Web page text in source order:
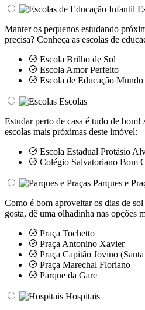
Manter os pequenos estudando
precisa? Conheça as escolas de
Escola Brilho de Sol
Escola Amor Perfeito
Escola de Educação
Escolas
Estudar perto de casa é tudo de bom!
escolas mais próximas deste imóvel:
Escola Estadual Protásio
Colégio Salvatoriano Bom
Parques e
Como é bom aproveitar os dias de
gosta, dê uma olhadinha nas opções
Praça Tochetto
Praça Antonino Xavier
Praça Capitão Jovino
Praça Marechal Floriano
Parque da Gare
Hospitais